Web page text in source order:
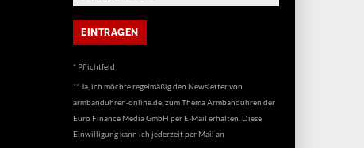
* Pflichtfeld
** Ja, ich möchte regelmäßig den Newsletter von
armbanduhren-online.de, zum Thema Armbanduhren der
Euro Finance Media GmbH per E-Mail erhalten. Diese
Einwilligung kann ich jederzeit per Mail an